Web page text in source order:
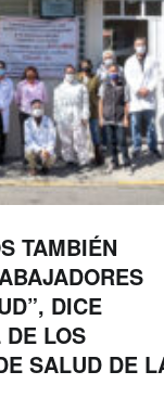
TAMBIÉN
DICE
DE LOS
SALUD DE